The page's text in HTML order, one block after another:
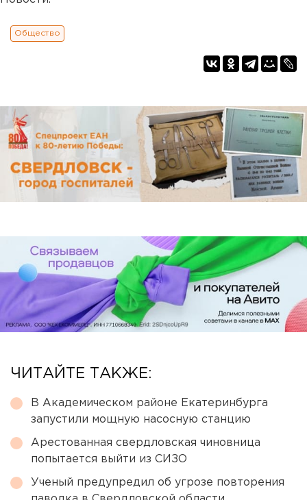
Общество
ЧИТАЙТЕ ТАКЖЕ:
В Академическом районе Екатеринбурга
запустили мощную насосную станцию
Арестованная свердловская чиновница
попытается выйти из СИЗО
Ученый предупредил об угрозе повторения